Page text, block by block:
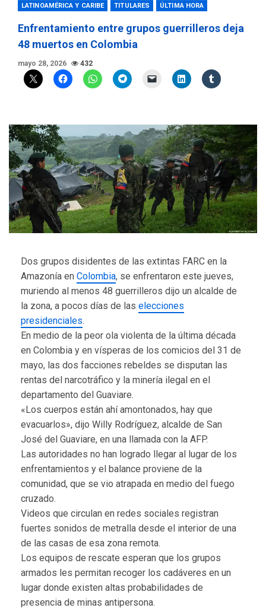
LATINOAMÉRICA Y CARIBE TITULARES ÚLTIMA HORA
Enfrentamiento entre grupos guerrilleros deja
48 muertos en Colombia
mayo 28, 2026 432
Dos grupos disidentes de las extintas FARC en la
Amazonía en Colombia, se enfrentaron este jueves,
muriendo al menos 48 guerrilleros dijo un alcalde de
la zona, a pocos días de las elecciones
presidenciales.
En medio de la peor ola violenta de la última década
en Colombia y en vísperas de los comicios del 31 de
mayo, las dos facciones rebeldes se disputan las
rentas del narcotráfico y la minería ilegal en el
departamento del Guaviare.
«Los cuerpos están ahí amontonados, hay que
evacuarlos», dijo Willy Rodríguez, alcalde de San
José del Guaviare, en una llamada con la AFP.
Las autoridades no han logrado llegar al lugar de los
enfrentamientos y el balance proviene de la
comunidad, que se vio atrapada en medio del fuego
cruzado.
Videos que circulan en redes sociales registran
fuertes sonidos de metralla desde el interior de una
de las casas de esa zona remota.
Los equipos de rescate esperan que los grupos
armados les permitan recoger los cadáveres en un
lugar donde existen altas probabilidades de
presencia de minas antipersona.